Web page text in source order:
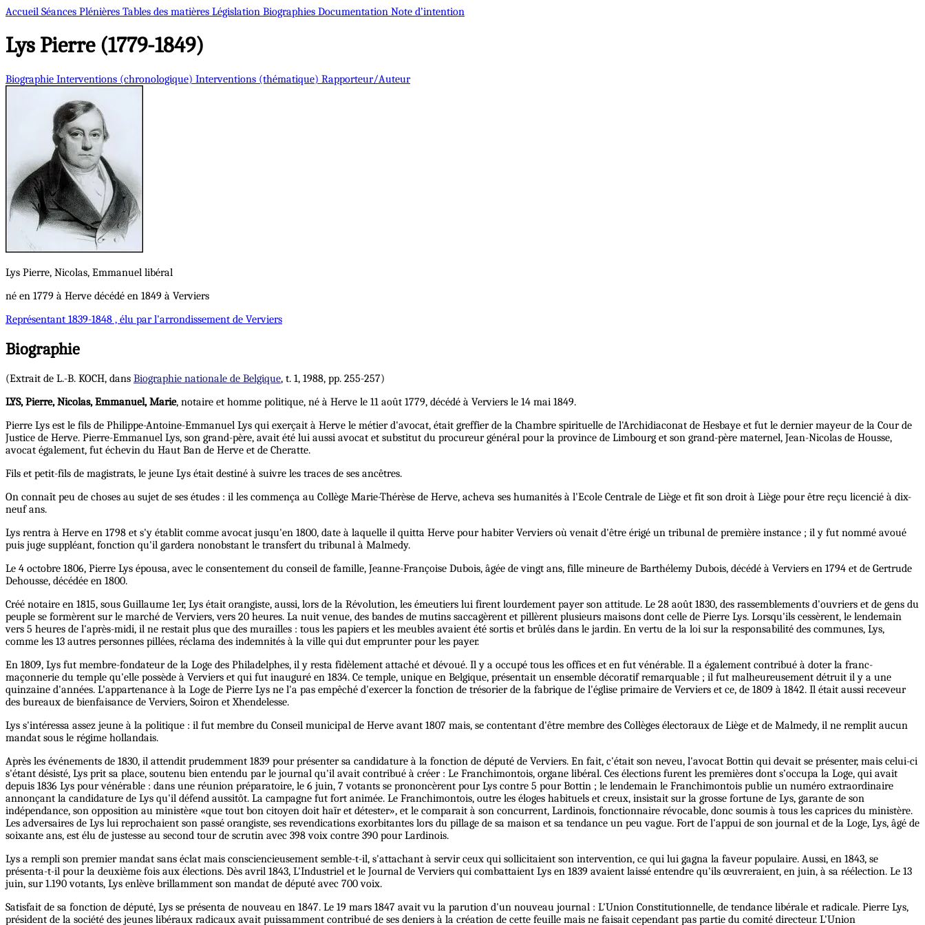
Accueil Séances Plénières Tables des matières Législation Biographies Documentation Note d’intention
Lys Pierre (1779-1849)
Biographie Interventions (chronologique) Interventions (thématique) Rapporteur/Auteur
Lys Pierre, Nicolas, Emmanuel libéral
né en 1779 à Herve décédé en 1849 à Verviers
Représentant 1839-1848 , élu par l'arrondissement de Verviers
Biographie
(Extrait de L.-B. KOCH, dans Biographie nationale de Belgique, t. 1, 1988, pp. 255-257)
LYS, Pierre, Nicolas, Emmanuel, Marie, notaire et homme politique, né à Herve le 11 août 1779, décédé à Verviers le 14 mai 1849.
Pierre Lys est le fils de Philippe-Antoine-Emmanuel Lys qui exerçait à Herve le métier d'avocat, était greffier de la Chambre spirituelle de l'Archidiaconat de Hesbaye et fut le dernier mayeur de la Cour de
Justice de Herve. Pierre-Emmanuel Lys, son grand-père, avait été lui aussi avocat et substitut du procureur général pour la province de Limbourg et son grand-père maternel, Jean-Nicolas de Housse,
avocat également, fut échevin du Haut Ban de Herve et de Cheratte.
Fils et petit-fils de magistrats, le jeune Lys était destiné à suivre les traces de ses ancêtres.
On connaît peu de choses au sujet de ses études : il les commença au Collège Marie-Thérèse de Herve, acheva ses humanités à l'Ecole Centrale de Liège et fit son droit à Liège pour être reçu licencié à dix-
neuf ans.
Lys rentra à Herve en 1798 et s'y établit comme avocat jusqu'en 1800, date à laquelle il quitta Herve pour habiter Verviers où venait d'être érigé un tribunal de première instance ; il y fut nommé avoué
puis juge suppléant, fonction qu'il gardera nonobstant le transfert du tribunal à Malmedy.
Le 4 octobre 1806, Pierre Lys épousa, avec le consentement du conseil de famille, Jeanne-Françoise Dubois, âgée de vingt ans, fille mineure de Barthélemy Dubois, décédé à Verviers en 1794 et de Gertrude
Dehousse, décédée en 1800.
Créé notaire en 1815, sous Guillaume 1er, Lys était orangiste, aussi, lors de la Révolution, les émeutiers lui firent lourdement payer son attitude. Le 28 août 1830, des rassemblements d'ouvriers et de gens du
peuple se formèrent sur le marché de Verviers, vers 20 heures. La nuit venue, des bandes de mutins saccagèrent et pillèrent plusieurs maisons dont celle de Pierre Lys. Lorsqu'ils cessèrent, le lendemain
vers 5 heures de l'après-midi, il ne restait plus que des murailles : tous les papiers et les meubles avaient été sortis et brûlés dans le jardin. En vertu de la loi sur la responsabilité des communes, Lys,
comme les 13 autres personnes pillées, réclama des indemnités à la ville qui dut emprunter pour les payer.
En 1809, Lys fut membre-fondateur de la Loge des Philadelphes, il y resta fidèlement attaché et dévoué. Il y a occupé tous les offices et en fut vénérable. Il a également contribué à doter la franc-
maçonnerie du temple qu'elle possède à Verviers et qui fut inauguré en 1834. Ce temple, unique en Belgique, présentait un ensemble décoratif remarquable ; il fut malheureusement détruit il y a une
quinzaine d'années. L'appartenance à la Loge de Pierre Lys ne l'a pas empêché d'exercer la fonction de trésorier de la fabrique de l'église primaire de Verviers et ce, de 1809 à 1842. Il était aussi receveur
des bureaux de bienfaisance de Verviers, Soiron et Xhendelesse.
Lys s'intéressa assez jeune à la politique : il fut membre du Conseil municipal de Herve avant 1807 mais, se contentant d'être membre des Collèges électoraux de Liège et de Malmedy, il ne remplit aucun
mandat sous le régime hollandais.
Après les événements de 1830, il attendit prudemment 1839 pour présenter sa candidature à la fonction de député de Verviers. En fait, c'était son neveu, l'avocat Bottin qui devait se présenter, mais celui-ci
s'étant désisté, Lys prit sa place, soutenu bien entendu par le journal qu'il avait contribué à créer : Le Franchimontois, organe libéral. Ces élections furent les premières dont s’occupa la Loge, qui avait
depuis 1836 Lys pour vénérable : dans une réunion préparatoire, le 6 juin, 7 votants se prononcèrent pour Lys contre 5 pour Bottin ; le lendemain le Franchimontois publie un numéro extraordinaire
annonçant la candidature de Lys qu'il défend aussitôt. La campagne fut fort animée. Le Franchimontois, outre les éloges habituels et creux, insistait sur la grosse fortune de Lys, garante de son
indépendance, son opposition au ministère «que tout bon citoyen doit haïr et détester», et le comparait à son concurrent, Lardinois, fonctionnaire révocable, donc soumis à tous les caprices du ministère.
Les adversaires de Lys lui reprochaient son passé orangiste, ses revendications exorbitantes lors du pillage de sa maison et sa tendance un peu vague. Fort de l'appui de son journal et de la Loge, Lys, âgé de
soixante ans, est élu de justesse au second tour de scrutin avec 398 voix contre 390 pour Lardinois.
Lys a rempli son premier mandat sans éclat mais consciencieusement semble-t-il, s'attachant à servir ceux qui sollicitaient son intervention, ce qui lui gagna la faveur populaire. Aussi, en 1843, se
présenta-t-il pour la deuxième fois aux élections. Dès avril 1843, L'Industriel et le Journal de Verviers qui combattaient Lys en 1839 avaient laissé entendre qu'ils œuvreraient, en juin, à sa réélection. Le 13
juin, sur 1.190 votants, Lys enlève brillamment son mandat de député avec 700 voix.
Satisfait de sa fonction de député, Lys se présenta de nouveau en 1847. Le 19 mars 1847 avait vu la parution d'un nouveau journal : L'Union Constitutionnelle, de tendance libérale et radicale. Pierre Lys,
président de la société des jeunes libéraux radicaux avait puissamment contribué de ses deniers à la création de cette feuille mais ne faisait cependant pas partie du comité directeur. L'Union